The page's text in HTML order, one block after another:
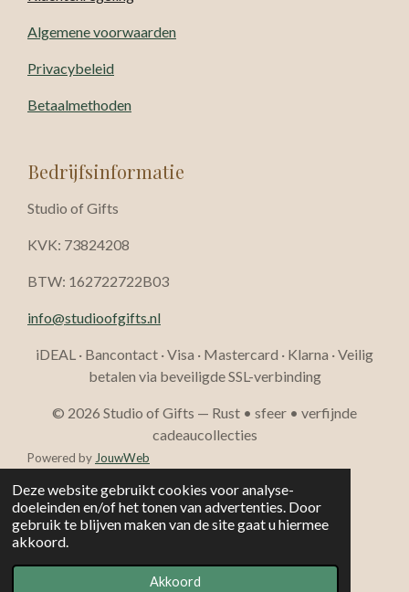
Deze website gebruikt cookies voor analyse-
doeleinden en/of het tonen van advertenties. Door
gebruik te blijven maken van de site gaat u hiermee
akkoord.
Akkoord
Algemene voorwaarden
Privacybeleid
Betaalmethoden
Bedrijfsinformatie
Studio of Gifts
KVK: 73824208
BTW: 162722722B03
info@studioofgifts.nl
iDEAL · Bancontact · Visa · Mastercard · Klarna · Veilig
betalen via beveiligde SSL-verbinding
© 2026 Studio of Gifts — Rust • sfeer • verfijnde
cadeaucollecties
Powered by JouwWeb